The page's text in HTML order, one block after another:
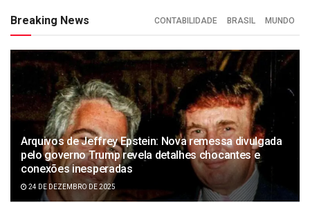
Breaking News CONTABILIDADE BRASIL MUNDO
Arquivos de Jeffrey Epstein: Nova remessa divulgada
pelo governo Trump revela detalhes chocantes e
conexões inesperadas
24 DE DEZEMBRO DE 2025